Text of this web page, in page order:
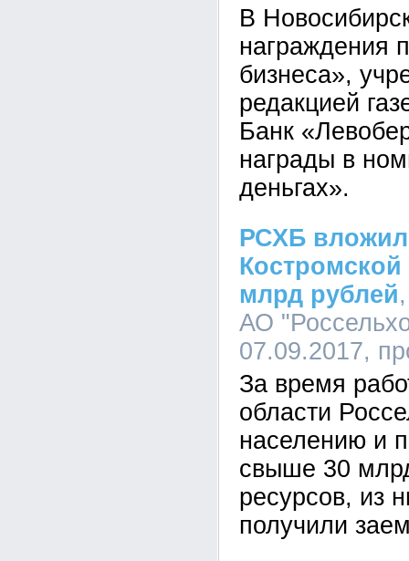
В
награждения
бизнеса»,
редакцией
Банк
награды в
деньгах».
РСХБ
Костромской
млрд рублей
АО
07.09.2017,
За время
области
населению и
свыше 30
ресурсов, из
получили